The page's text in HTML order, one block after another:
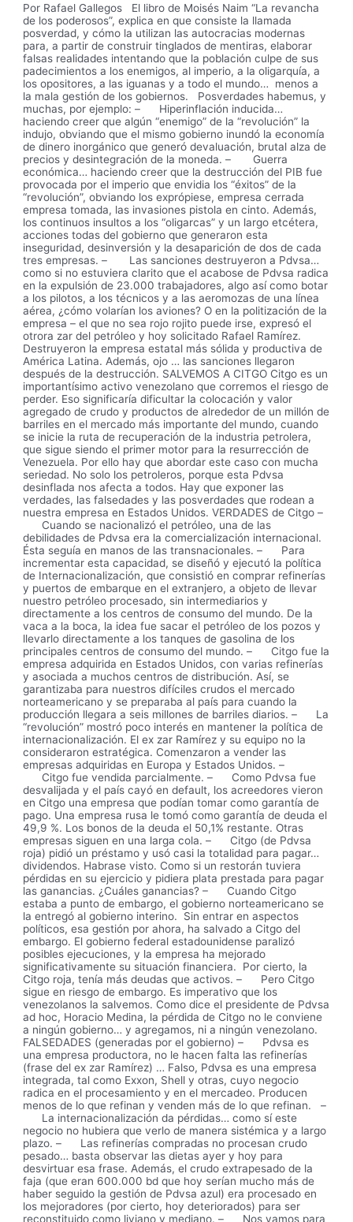
Por Rafael Gallegos El libro de Moisés Naim “La revancha
de los poderosos”, explica en que consiste la llamada
posverdad, y cómo la utilizan las autocracias modernas
para, a partir de construir tinglados de mentiras, elaborar
falsas realidades intentando que la población culpe de sus
padecimientos a los enemigos, al imperio, a la oligarquía, a
los opositores, a las iguanas y a todo el mundo… menos a
la mala gestión de los gobiernos. Posverdades habemus, y
muchas, por ejemplo: – Hiperinflación inducida…
haciendo creer que algún “enemigo” de la “revolución” la
indujo, obviando que el mismo gobierno inundó la economía
de dinero inorgánico que generó devaluación, brutal alza de
precios y desintegración de la moneda. – Guerra
económica… haciendo creer que la destrucción del PIB fue
provocada por el imperio que envidia los “éxitos” de la
“revolución”, obviando los exprópiese, empresa cerrada
empresa tomada, las invasiones pistola en cinto. Además,
los continuos insultos a los “oligarcas” y un largo etcétera,
acciones todas del gobierno que generaron esta
inseguridad, desinversión y la desaparición de dos de cada
tres empresas. – Las sanciones destruyeron a Pdvsa…
como si no estuviera clarito que el acabose de Pdvsa radica
en la expulsión de 23.000 trabajadores, algo así como botar
a los pilotos, a los técnicos y a las aeromozas de una línea
aérea, ¿cómo volarían los aviones? O en la politización de la
empresa – el que no sea rojo rojito puede irse, expresó el
otrora zar del petróleo y hoy solicitado Rafael Ramírez.
Destruyeron la empresa estatal más sólida y productiva de
América Latina. Además, ojo … las sanciones llegaron
después de la destrucción. SALVEMOS A CITGO Citgo es un
importantísimo activo venezolano que corremos el riesgo de
perder. Eso significaría dificultar la colocación y valor
agregado de crudo y productos de alrededor de un millón de
barriles en el mercado más importante del mundo, cuando
se inicie la ruta de recuperación de la industria petrolera,
que sigue siendo el primer motor para la resurrección de
Venezuela. Por ello hay que abordar este caso con mucha
seriedad. No solo los petroleros, porque esta Pdvsa
desinflada nos afecta a todos. Hay que exponer las
verdades, las falsedades y las posverdades que rodean a
nuestra empresa en Estados Unidos. VERDADES de Citgo –
Cuando se nacionalizó el petróleo, una de las
debilidades de Pdvsa era la comercialización internacional.
Ésta seguía en manos de las transnacionales. – Para
incrementar esta capacidad, se diseñó y ejecutó la política
de Internacionalización, que consistió en comprar refinerías
y puertos de embarque en el extranjero, a objeto de llevar
nuestro petróleo procesado, sin intermediarios y
directamente a los centros de consumo del mundo. De la
vaca a la boca, la idea fue sacar el petróleo de los pozos y
llevarlo directamente a los tanques de gasolina de los
principales centros de consumo del mundo. – Citgo fue la
empresa adquirida en Estados Unidos, con varias refinerías
y asociada a muchos centros de distribución. Así, se
garantizaba para nuestros difíciles crudos el mercado
norteamericano y se preparaba al país para cuando la
producción llegara a seis millones de barriles diarios. – La
“revolución” mostró poco interés en mantener la política de
internacionalización. El ex zar Ramírez y su equipo no la
consideraron estratégica. Comenzaron a vender las
empresas adquiridas en Europa y Estados Unidos. –
Citgo fue vendida parcialmente. – Como Pdvsa fue
desvalijada y el país cayó en default, los acreedores vieron
en Citgo una empresa que podían tomar como garantía de
pago. Una empresa rusa le tomó como garantía de deuda el
49,9 %. Los bonos de la deuda el 50,1% restante. Otras
empresas siguen en una larga cola. – Citgo (de Pdvsa
roja) pidió un préstamo y usó casi la totalidad para pagar…
dividendos. Habrase visto. Como si un restorán tuviera
pérdidas en su ejercicio y pidiera plata prestada para pagar
las ganancias. ¿Cuáles ganancias? – Cuando Citgo
estaba a punto de embargo, el gobierno norteamericano se
la entregó al gobierno interino. Sin entrar en aspectos
políticos, esa gestión por ahora, ha salvado a Citgo del
embargo. El gobierno federal estadounidense paralizó
posibles ejecuciones, y la empresa ha mejorado
significativamente su situación financiera. Por cierto, la
Citgo roja, tenía más deudas que activos. – Pero Citgo
sigue en riesgo de embargo. Es imperativo que los
venezolanos la salvemos. Como dice el presidente de Pdvsa
ad hoc, Horacio Medina, la pérdida de Citgo no le conviene
a ningún gobierno… y agregamos, ni a ningún venezolano.
FALSEDADES (generadas por el gobierno) – Pdvsa es
una empresa productora, no le hacen falta las refinerías
(frase del ex zar Ramírez) … Falso, Pdvsa es una empresa
integrada, tal como Exxon, Shell y otras, cuyo negocio
radica en el procesamiento y en el mercadeo. Producen
menos de lo que refinan y venden más de lo que refinan. –
La internacionalización da pérdidas… como sí este
negocio no hubiera que verlo de manera sistémica y a largo
plazo. – Las refinerías compradas no procesan crudo
pesado… basta observar las dietas ayer y hoy para
desvirtuar esa frase. Además, el crudo extrapesado de la
faja (que eran 600.000 bd que hoy serían mucho más de
haber seguido la gestión de Pdvsa azul) era procesado en
los mejoradores (por cierto, hoy deteriorados) para ser
reconstituido como liviano y mediano. – Nos vamos para